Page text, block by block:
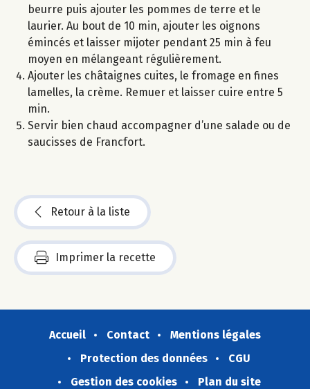
beurre puis ajouter les pommes de terre et le
laurier. Au bout de 10 min, ajouter les oignons
émincés et laisser mijoter pendant 25 min à feu
moyen en mélangeant régulièrement.
Ajouter les châtaignes cuites, le fromage en fines
lamelles, la crème. Remuer et laisser cuire entre 5
min.
Servir bien chaud accompagner d’une salade ou de
saucisses de Francfort.
Retour à la liste
Imprimer la recette
Accueil Contact
Mentions légales
Protection des données
CGU
Gestion des cookies
Plan du site